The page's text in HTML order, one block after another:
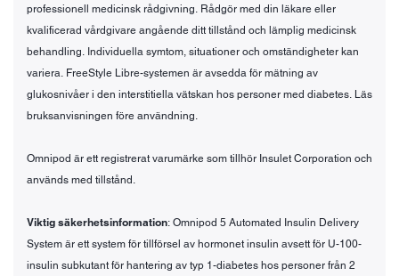
professionell medicinsk rådgivning. Rådgör med din läkare eller
kvalificerad vårdgivare angående ditt tillstånd och lämplig medicinsk
behandling. Individuella symtom, situationer och omständigheter kan
variera. FreeStyle Libre-systemen är avsedda för mätning av
glukosnivåer i den interstitiella vätskan hos personer med diabetes. Läs
bruksanvisningen före användning.
Omnipod är ett registrerat varumärke som tillhör Insulet Corporation och
används med tillstånd.
Viktig säkerhetsinformation: Omnipod 5 Automated Insulin Delivery
System är ett system för tillförsel av hormonet insulin avsett för U-100-
insulin subkutant för hantering av typ 1-diabetes hos personer från 2